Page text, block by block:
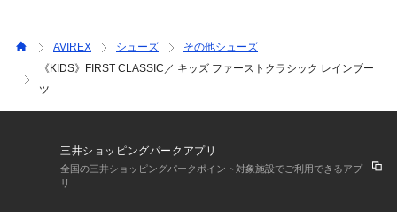
こだわりの本格派ブーツとして、幅広い層から支持を得ていま
す。
AVIREX シューズ
その他シューズ
《KIDS》FIRST CLASSIC／ キッズ ファーストクラシック レインブー
ツ
三井ショッピングパークアプリ
全国の三井ショッピングパークポイント対象施設でご利用できるアプ
リ